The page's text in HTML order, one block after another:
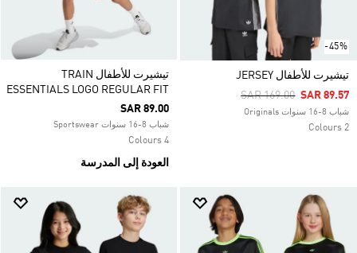
-45%
تيشيرت للأطفال JERSEY
Price Reduced From
SAR 169.00ToSAR 89.57
شباب 8-16 سنوات Originals
2 Colours
تيشيرت للأطفال TRAIN
ESSENTIALS LOGO REGULAR FIT
SAR 89.00
شباب 8-16 سنوات Sportswear
4 Colours
العودة إلى المدرسة